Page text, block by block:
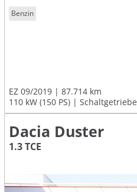
Benzin
EZ 09/2019
87.714 km
110 kW (150 PS)
Schaltgetriebe
Dacia Duster
1.3 TCE